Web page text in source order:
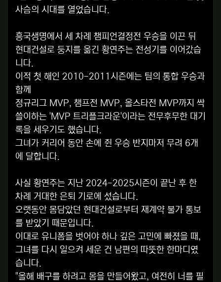
사슴의 시대를 열었습니다.
흥국생명에서 세 차례 챔피언결정전 우승을 이끈 뒤
현대건설로 둥지를 옮긴 황연주는 전성기를 이어갔습
니다.
이적 첫 해인 2010-2011시즌에는 팀의 통합 우승과
함께
정규리그 MVP, 챔프전 MVP, 올스타전 MVP까지 싹
쓸이하는 'MVP 트리플크라운'이라는 전무후무한 대기
록을 세우기도 했습니다.
그녀가 커리어 동안 손에 쥔 우승 반지마저 무려 6개
에 달합니다.
사실 황연주는 지난 2024-2025시즌이 끝난 후 한
차례 거대한 은퇴 기로에 섰습니다.
오랫동안 몸담았던 현대건설로부터 재계약 불가 통보
를 받았기 때문입니다.
이대로 유니폼을 벗어야 하나 깊은 고민에 빠졌을 때,
그녀를 다시 일으켜 세운 건 남편의 따뜻한 한마디였
습니다.
"올해 배구를 하려고 몸을 만들어왔고, 여전히 너를 필